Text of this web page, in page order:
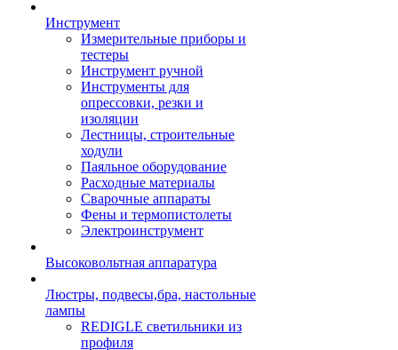
Инструмент
Измерительные приборы и
тестеры
Инструмент ручной
Инструменты для
опрессовки, резки и
изоляции
Лестницы, строительные
ходули
Паяльное оборудование
Расходные материалы
Сварочные аппараты
Фены и термопистолеты
Электроинструмент
Высоковольтная аппаратура
Люстры, подвесы,бра, настольные
лампы
REDIGLE светильники из
профиля